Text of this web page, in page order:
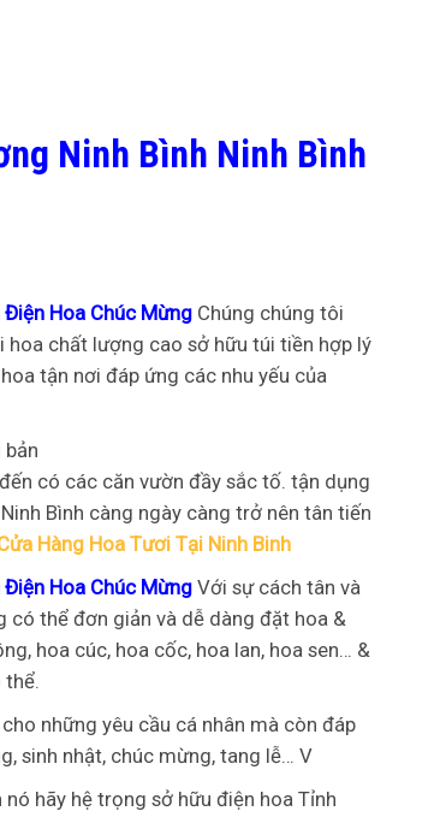
Ninh Bình Ninh Bình
Điện Hoa Chúc Mừng Chúng chúng tôi
chất lượng cao sở hữu túi tiền hợp lý
tận nơi đáp ứng các nhu yếu của
có các căn vườn đầy sắc tố. tận dụng
Bình càng ngày càng trở nên tân tiến
Hàng Hoa Tươi Tại Ninh Binh
Điện Hoa Chúc Mừng Với sự cách tân và
có thể đơn giản và dễ dàng đặt hoa &
hoa cúc, hoa cốc, hoa lan, hoa sen… &
thể.
những yêu cầu cá nhân mà còn đáp
sinh nhật, chúc mừng, tang lễ… V
hãy hệ trọng sở hữu điện hoa Tỉnh